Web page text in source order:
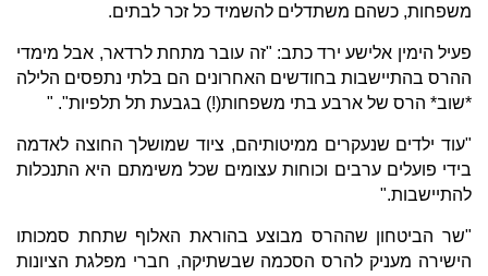
משפחות, כשהם משתדלים להשמיד כל זכר לבתים.
פעיל הימין אלישע ירד כתב: "זה עובר מתחת לרדאר, אבל מימדי
ההרס בהתיישבות בחודשים האחרונים הם בלתי נתפסים הלילה
*שוב* הרס של ארבע בתי משפחות(!) בגבעת תל תלפיות". "
"עוד ילדים שנעקרים ממיטותיהם, ציוד שמושלך החוצה לאדמה
בידי פועלים ערבים וכוחות עצומים שכל משימתם היא התנכלות
להתיישבות."
"שר הביטחון שההרס מבוצע בהוראת האלוף שתחת סמכותו
הישירה מעניק להרס הסכמה שבשתיקה, חברי מפלגת הציונות